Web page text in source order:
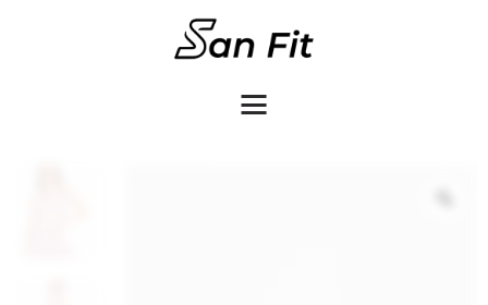
COMO COMPRAR